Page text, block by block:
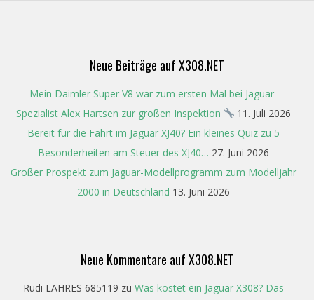
Neue Beiträge auf X308.NET
Mein Daimler Super V8 war zum ersten Mal bei Jaguar-
Spezialist Alex Hartsen zur großen Inspektion
11. Juli 2026
Bereit für die Fahrt im Jaguar XJ40? Ein kleines Quiz zu 5
Besonderheiten am Steuer des XJ40… 27. Juni 2026
Großer Prospekt zum Jaguar-Modellprogramm zum Modelljahr
2000 in Deutschland 13. Juni 2026
Neue Kommentare auf X308.NET
Rudi LAHRES 685119 zu Was kostet ein Jaguar X308? Das